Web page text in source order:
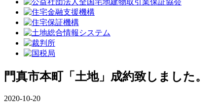
門真市本町「土地」成約致しました。
2020-10-20